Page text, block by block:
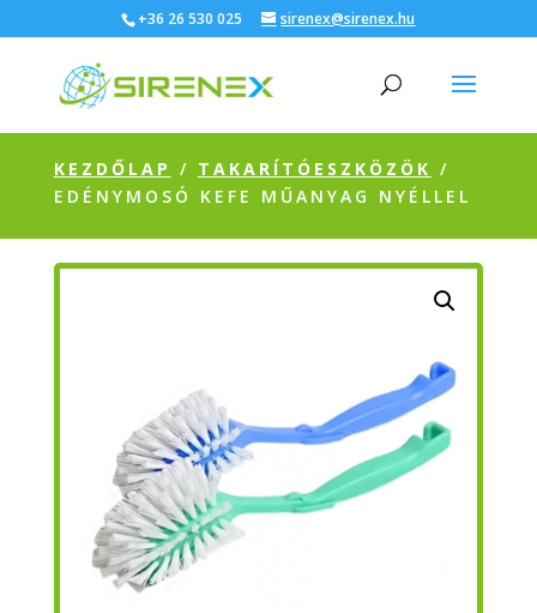
+36 26 530 025 sirenex@sirenex.hu
KEZDŐLAP / TAKARÍTÓESZKÖZÖK /
EDÉNYMOSÓ KEFE MŰANYAG NYÉLLEL